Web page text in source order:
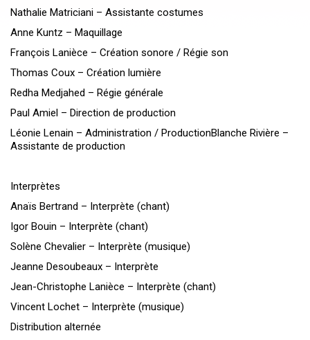
Nathalie Matriciani – Assistante costumes
Anne Kuntz – Maquillage
François Lanièce – Création sonore / Régie son
Thomas Coux – Création lumière
Redha Medjahed – Régie générale
Paul Amiel – Direction de production
Léonie Lenain – Administration / ProductionBlanche Rivière –
Assistante de production
Interprètes
Anaïs Bertrand – Interprète (chant)
Igor Bouin – Interprète (chant)
Solène Chevalier – Interprète (musique)
Jeanne Desoubeaux – Interprète
Jean-Christophe Lanièce – Interprète (chant)
Vincent Lochet – Interprète (musique)
Distribution alternée